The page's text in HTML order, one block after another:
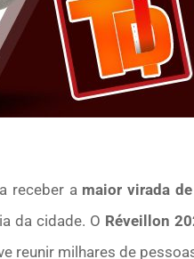
receber a maior virada
da cidade. O Réveillon
reunir milhares de